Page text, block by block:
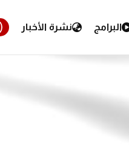
البرامج نشرة الأخبار